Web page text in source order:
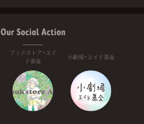
Our Social Action
ブックストア・エイ
ド基金
小劇場・エイド基金